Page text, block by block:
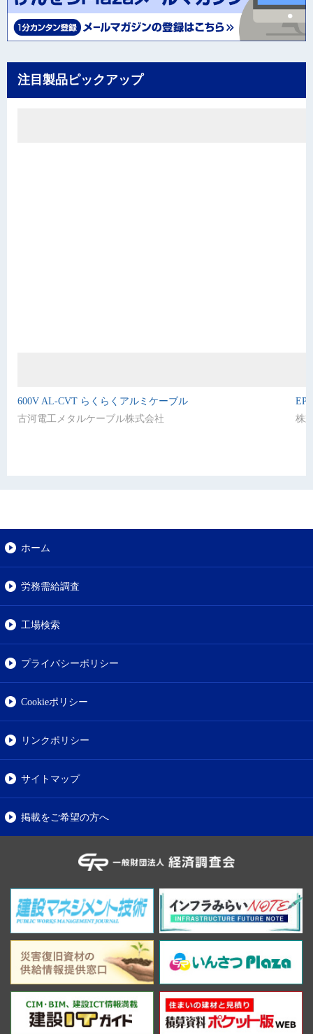
注目製品ピックアップ
600V AL-CVT らくらくアルミケーブル
古河電工メタルケーブル株式会社
株
ホーム
労務需給調査
工場検索
プライバシーポリシー
Cookieポリシー
リンクポリシー
サイトマップ
掲載をご希望の方へ